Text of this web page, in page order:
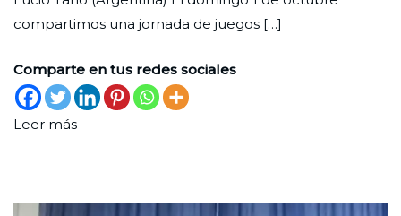
compartimos una jornada de juegos […]
Comparte en tus redes sociales
Leer más